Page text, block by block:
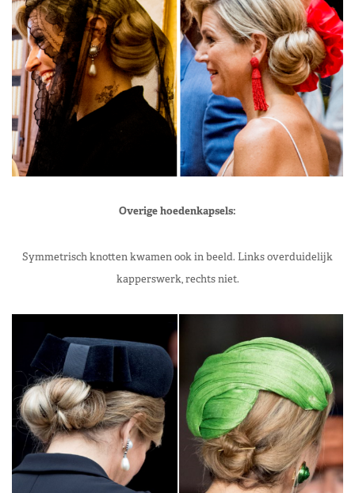
Overige hoedenkapsels:
Symmetrisch knotten kwamen ook in beeld. Links overduidelijk
kapperswerk, rechts niet.